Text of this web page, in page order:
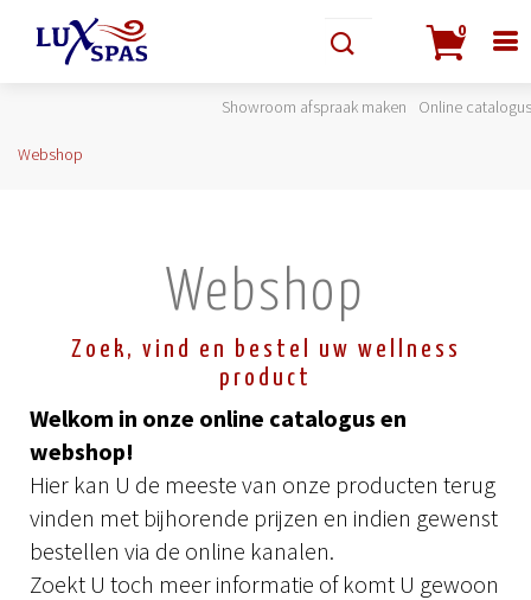
0
Showroom afspraak maken Online catalogus
Webshop
Webshop
Zoek, vind en bestel uw wellness
product
Welkom in onze online catalogus en
webshop!
Hier kan U de meeste van onze producten terug
vinden met bijhorende prijzen en indien gewenst
bestellen via de online kanalen.
Zoekt U toch meer informatie of komt U gewoon